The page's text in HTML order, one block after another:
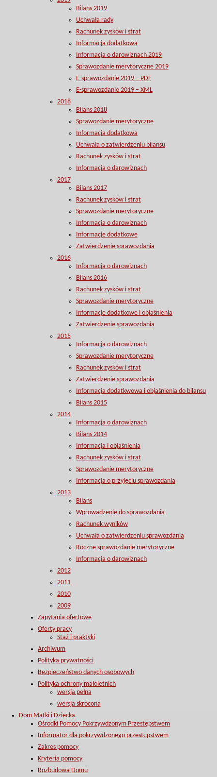
Bilans 2019
Uchwała rady
Rachunek zysków i strat
Informacja dodatkowa
Informacja o darowiznach 2019
Sprawozdanie merytoryczne 2019
E-sprawozdanie 2019 – PDF
E-sprawozdanie 2019 – XML
2018
Bilans 2018
Sprawozdanie merytoryczne
Informacja dodatkowa
Uchwała o zatwierdzeniu bilansu
Rachunek zysków i strat
Informacja o darowiznach
2017
Bilans 2017
Rachunek zysków i strat
Sprawozdanie merytoryczne
Informacja o darowiznach
Informacje dodatkowe
Zatwierdzenie sprawozdania
2016
Informacja o darowiznach
Bilans 2016
Rachunek zysków i strat
Sprawozdanie merytoryczne
Informacje dodatkowe i objaśnienia
Zatwierdzenie sprawozdania
2015
Informacja o darowiznach
Sprawozdanie merytoryczne
Rachunek zysków i strat
Zatwierdzenie sprawozdania
Informacja dodatkwowa i objaśnienia do bilansu
Bilans 2015
2014
Informacja o darowiznach
Bilans 2014
Informacja i objaśnienia
Rachunek zysków i strat
Sprawozdanie merytoryczne
Informacja o przyjęciu sprawozdania
2013
Bilans
Wprowadzenie do sprawozdania
Rachunek wyników
Uchwała o zatwierdzeniu sprawozdania
Roczne sprawozdanie merytoryczne
Informacja o darowiznach
2012
2011
2010
2009
Zapytania ofertowe
Oferty pracy
Staż i praktyki
Archiwum
Polityka prywatności
Bezpieczeństwo danych osobowych
Polityka ochrony małoletnich
wersja pełna
wersja skrócona
Dom Matki i Dziecka
Ośrodki Pomocy Pokrzywdzonym Przestępstwem
Informator dla pokrzywdzonego przestępstwem
Zakres pomocy
Kryteria pomocy
Rozbudowa Domu